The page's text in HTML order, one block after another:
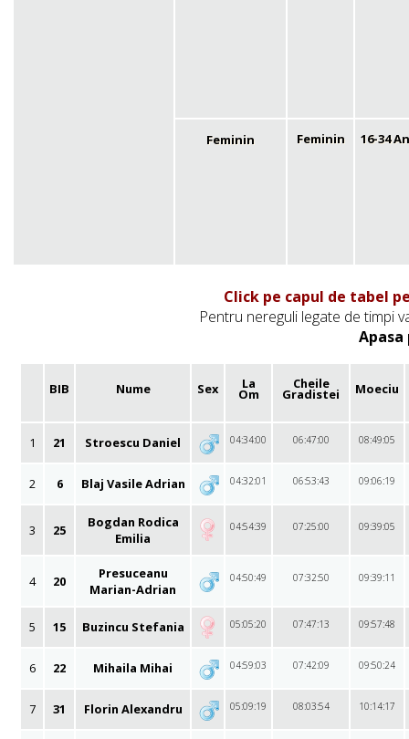
Feminin Feminin 16-34
Click pe capul de tabel
Pentru nereguli legate de timpi
Apasa